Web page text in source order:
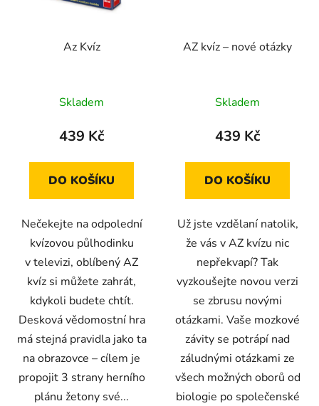
Az Kvíz
Skladem
439 Kč
DO KOŠÍKU
Nečekejte na odpolední
kvízovou půlhodinku
v televizi, oblíbený AZ
kvíz si můžete zahrát,
kdykoli budete chtít.
Desková vědomostní hra
má stejná pravidla jako ta
na obrazovce – cílem je
propojit 3 strany herního
plánu žetony své...
AZ kvíz – nové otázky
Skladem
439 Kč
DO KOŠÍKU
Už jste vzdělaní natolik,
že vás v AZ kvízu nic
nepřekvapí? Tak
vyzkoušejte novou verzi
se zbrusu novými
otázkami. Vaše mozkové
závity se potrápí nad
záludnými otázkami ze
všech možných oborů od
biologie po společenské